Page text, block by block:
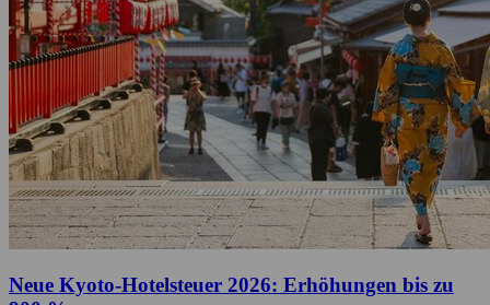
Neue Kyoto-Hotelsteuer 2026: Erhöhungen bis zu